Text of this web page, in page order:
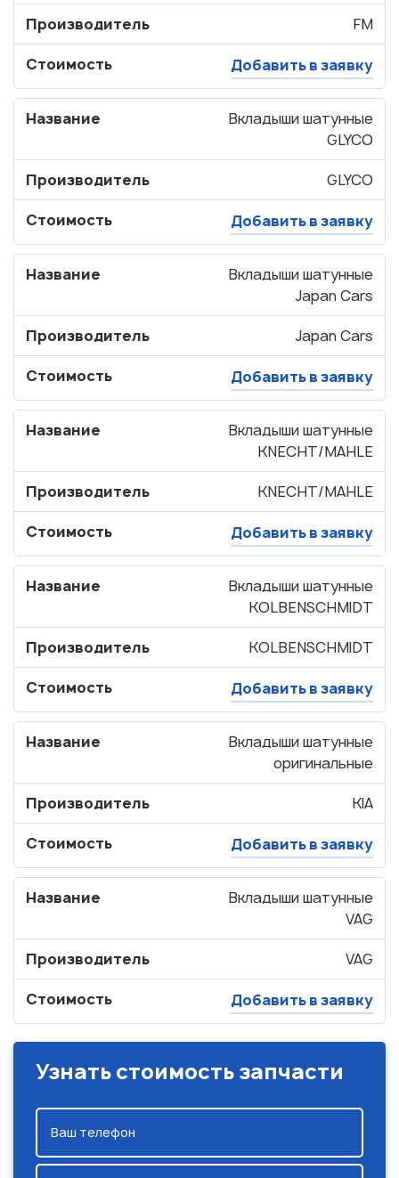
Производитель FM
Стоимость Добавить в заявку
Название
Вкладыши шатунные
GLYCO
Производитель GLYCO
Стоимость Добавить в заявку
Название
Вкладыши шатунные
Japan Cars
Производитель Japan Cars
Стоимость Добавить в заявку
Название
Вкладыши шатунные
KNECHT/MAHLE
Производитель KNECHT/MAHLE
Стоимость Добавить в заявку
Название
Вкладыши шатунные
KOLBENSCHMIDT
Производитель KOLBENSCHMIDT
Стоимость Добавить в заявку
Название
Вкладыши шатунные
оригинальные
Производитель KIA
Стоимость Добавить в заявку
Название
Вкладыши шатунные
VAG
Производитель VAG
Стоимость Добавить в заявку
Узнать стоимость запчасти
Ваш телефон